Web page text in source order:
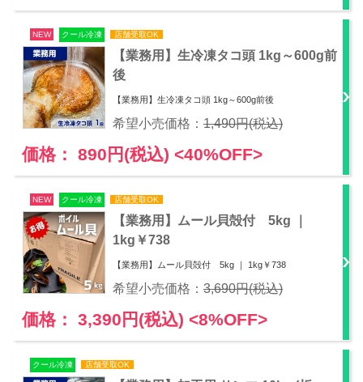
NEW クール冷凍 店舗受取OK
【業務用】生冷凍タコ頭 1kg～600g前
後
【業務用】生冷凍タコ頭 1kg～600g前後
希望小売価格： 1,490円(税込)
価格： 890円(税込) <40%OFF>
NEW クール冷凍 店舗受取OK
【業務用】ムール貝殻付 5kg ｜
1kg￥738
【業務用】ムール貝殻付 5kg ｜ 1kg￥738
希望小売価格： 3,690円(税込)
価格： 3,390円(税込) <8%OFF>
クール冷凍 店舗受取OK